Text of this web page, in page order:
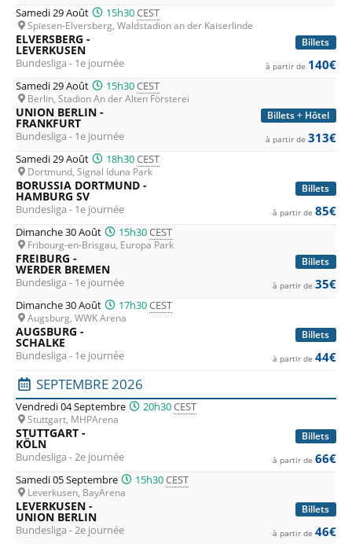
Samedi 29 Août 15h30CEST
Spiesen-Elversberg, Waldstadion an der Kaiserlinde
Billets
ELVERSBERG -
LEVERKUSEN
Bundesliga - 1e journée à partir de 140€
Samedi 29 Août 15h30CEST
Berlin, Stadion An der Alten Försterei
Billets + Hôtel
UNION BERLIN -
FRANKFURT
Bundesliga - 1e journée à partir de 313€
Samedi 29 Août 18h30CEST
Dortmund, Signal Iduna Park
Billets
BORUSSIA DORTMUND -
HAMBURG SV
Bundesliga - 1e journée à partir de 85€
Dimanche 30 Août 15h30CEST
Fribourg-en-Brisgau, Europa Park
Billets
FREIBURG -
WERDER BREMEN
Bundesliga - 1e journée à partir de 35€
Dimanche 30 Août 17h30CEST
Augsburg, WWK Arena
Billets
AUGSBURG -
SCHALKE
Bundesliga - 1e journée à partir de 44€
SEPTEMBRE 2026
Vendredi 04 Septembre 20h30CEST
Stuttgart, MHPArena
Billets
STUTTGART -
KÖLN
Bundesliga - 2e journée à partir de 66€
Samedi 05 Septembre 15h30CEST
Leverkusen, BayArena
Billets
LEVERKUSEN -
UNION BERLIN
Bundesliga - 2e journée à partir de 46€